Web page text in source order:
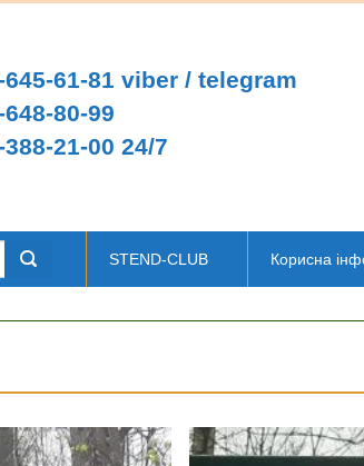
645-61-81 viber / telegram
648-80-99
388-21-00 24/7
STEND-CLUB Корисна